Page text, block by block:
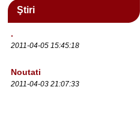
Ştiri
.
2011-04-05 15:45:18
Noutati
2011-04-03 21:07:33